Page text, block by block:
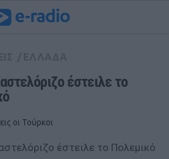
έστειλε το
οι Τούρκοι